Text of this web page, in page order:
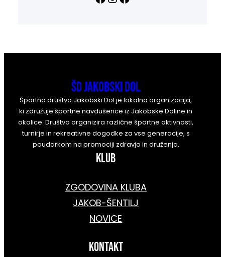
ŠD Jakobski Dol
Športno društvo Jakobski Dol je lokalna organizacija,
ki združuje športne navdušence iz Jakobske Doline in
okolice. Društvo organizira različne športne aktivnosti,
turnirje in rekreativne dogodke za vse generacije, s
poudarkom na promociji zdravja in druženja.
KLUB
ZGODOVINA KLUBA
JAKOB-ŠENTILJ
NOVICE
kontakt